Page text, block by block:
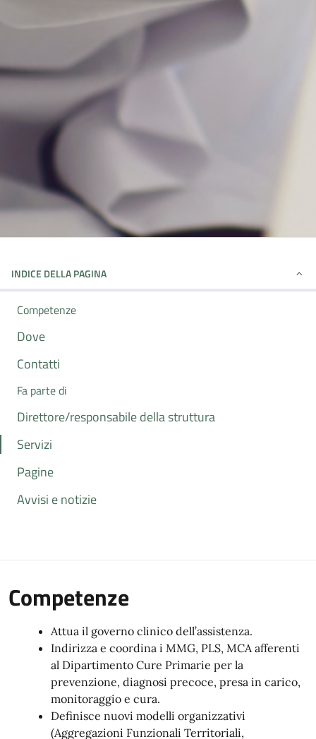
INDICE DELLA PAGINA
Competenze
Dove
Contatti
Fa parte di
Direttore/responsabile della struttura
Servizi
Pagine
Avvisi e notizie
Competenze
Attua il governo clinico dell’assistenza.
Indirizza e coordina i MMG, PLS, MCA afferenti
al Dipartimento Cure Primarie per la
prevenzione, diagnosi precoce, presa in carico,
monitoraggio e cura.
Definisce nuovi modelli organizzativi
(Aggregazioni Funzionali Territoriali,